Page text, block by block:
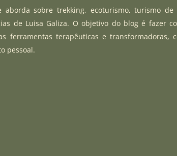
sobre trekking, ecoturismo, turismo de
de Luisa Galiza. O objetivo do blog é fazer
ferramentas terapêuticas e transformadoras,
pessoal.